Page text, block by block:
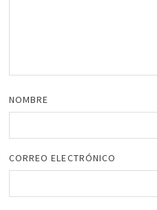
NOMBRE
CORREO ELECTRÓNICO